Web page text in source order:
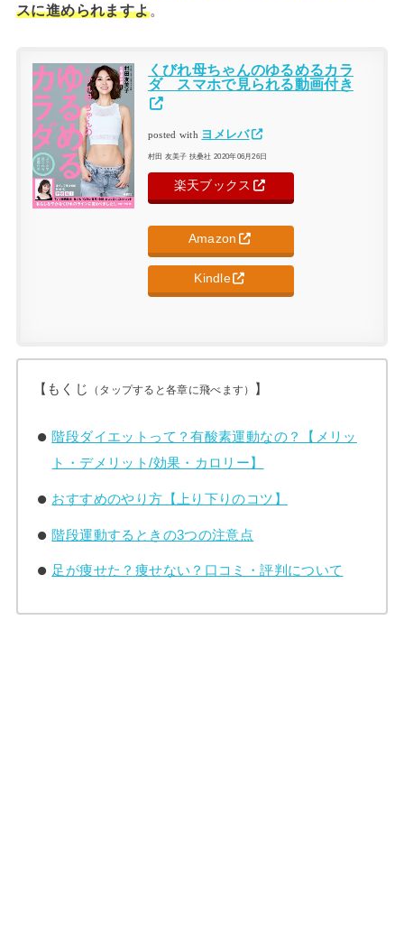
スに進められますよ。
くびれ母ちゃんのゆるめるカラ
ダ スマホで見られる動画付き
posted with ヨメレバ
村田 友美子 扶桑社 2020年06月26日
楽天ブックス
Amazon
Kindle
【もくじ （タップすると各章に飛べます） 】
階段ダイエットって？有酸素運動なの？【メリッ
ト・デメリット/効果・カロリー】
おすすめのやり方【上り下りのコツ】
階段運動するときの3つの注意点
足が痩せた？痩せない？口コミ・評判について